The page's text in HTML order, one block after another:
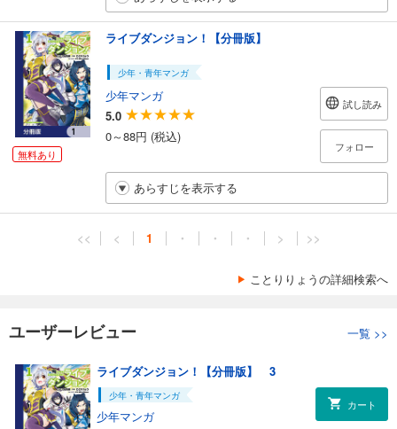
無料あり
ライブダンジョン！【分冊版】
少年・青年マンガ
少年マンガ
5.0
0～88円 (税込)
試し読み
フォロー
あらすじを表示する
<< < 1 ・ ・ ・ > >>
ことりりょうの詳細検索へ
ユーザーレビュー 一覧 >>
ライブダンジョン！【分冊版】 3
少年・青年マンガ
少年マンガ
カート